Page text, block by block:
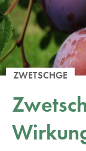
ZWETSCHGE